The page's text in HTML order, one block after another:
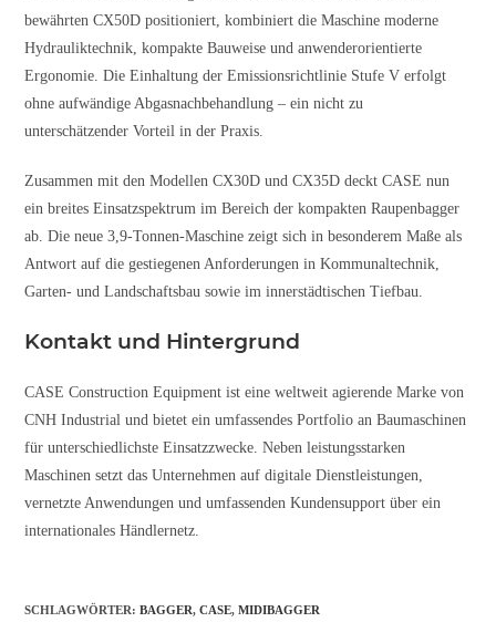
bewährten CX50D positioniert, kombiniert die Maschine moderne
Hydrauliktechnik, kompakte Bauweise und anwenderorientierte
Ergonomie. Die Einhaltung der Emissionsrichtlinie Stufe V erfolgt
ohne aufwändige Abgasnachbehandlung – ein nicht zu
unterschätzender Vorteil in der Praxis.
Zusammen mit den Modellen CX30D und CX35D deckt CASE nun
ein breites Einsatzspektrum im Bereich der kompakten Raupenbagger
ab. Die neue 3,9-Tonnen-Maschine zeigt sich in besonderem Maße als
Antwort auf die gestiegenen Anforderungen in Kommunaltechnik,
Garten- und Landschaftsbau sowie im innerstädtischen Tiefbau.
Kontakt und Hintergrund
CASE Construction Equipment ist eine weltweit agierende Marke von
CNH Industrial und bietet ein umfassendes Portfolio an Baumaschinen
für unterschiedlichste Einsatzzwecke. Neben leistungsstarken
Maschinen setzt das Unternehmen auf digitale Dienstleistungen,
vernetzte Anwendungen und umfassenden Kundensupport über ein
internationales Händlernetz.
SCHLAGWÖRTER:BAGGER, CASE, MIDIBAGGER